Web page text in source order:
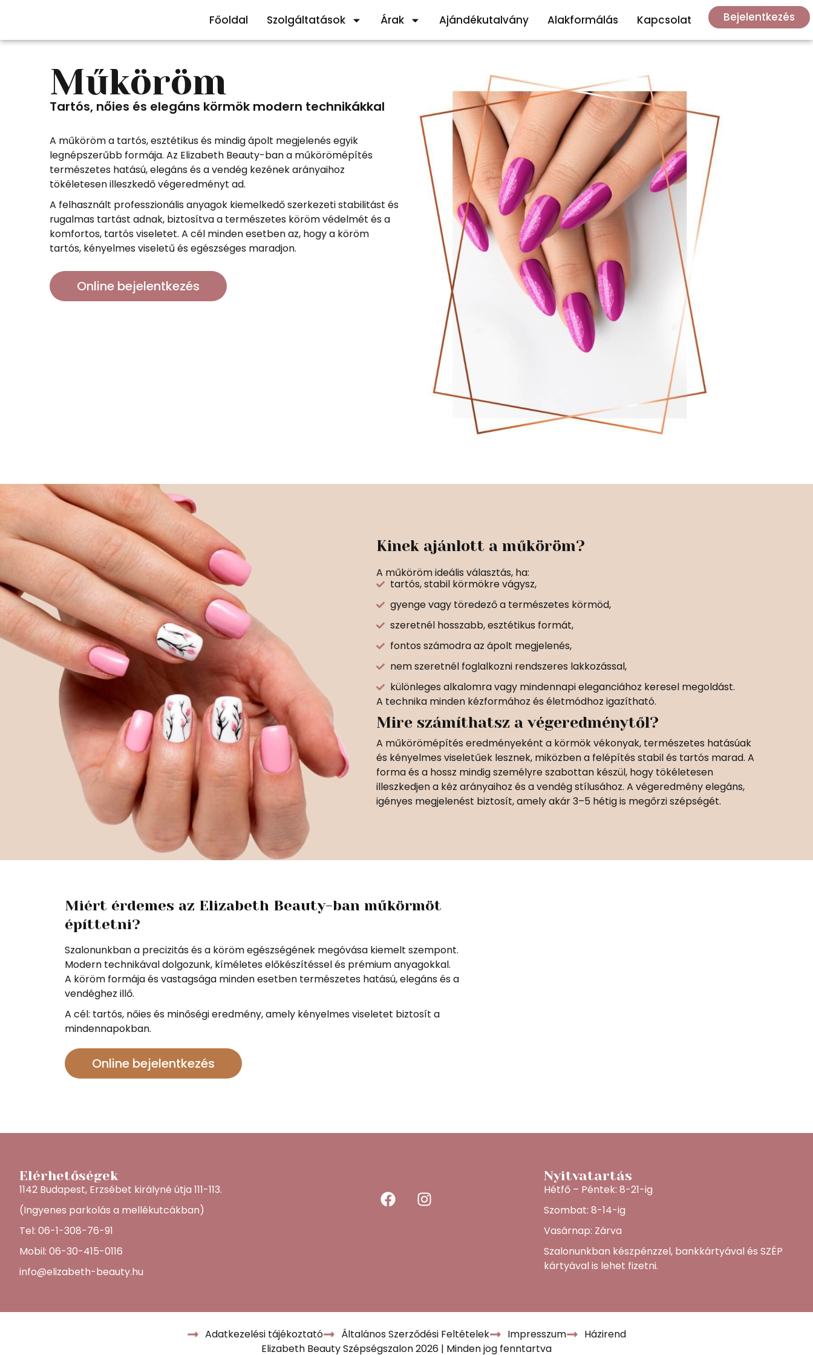
Főoldal Szolgáltatások Árak Ajándékutalvány Alakformálás Kapcsolat Bejelentkezés
Műköröm
Tartós, nőies és elegáns körmök modern technikákkal
A műköröm a tartós, esztétikus és mindig ápolt megjelenés egyik
legnépszerűbb formája. Az Elizabeth Beauty-ban a műkörömépítés
természetes hatású, elegáns és a vendég kezének arányaihoz
tökéletesen illeszkedő végeredményt ad.
A felhasznált professzionális anyagok kiemelkedő szerkezeti stabilitást és
rugalmas tartást adnak, biztosítva a természetes köröm védelmét és a
komfortos, tartós viseletet. A cél minden esetben az, hogy a köröm
tartós, kényelmes viseletű és egészséges maradjon.
Online bejelentkezés
Kinek ajánlott a műköröm?
A műköröm ideális választás, ha:
tartós, stabil körmökre vágysz,
gyenge vagy töredező a természetes körmöd,
szeretnél hosszabb, esztétikus formát,
fontos számodra az ápolt megjelenés,
nem szeretnél foglalkozni rendszeres lakkozással,
különleges alkalomra vagy mindennapi eleganciához keresel megoldást.
A technika minden kézformához és életmódhoz igazítható.
Mire számíthatsz a végeredménytől?
A műkörömépítés eredményeként a körmök vékonyak, természetes hatásúak
és kényelmes viseletűek lesznek, miközben a felépítés stabil és tartós marad. A
forma és a hossz mindig személyre szabottan készül, hogy tökéletesen
illeszkedjen a kéz arányaihoz és a vendég stílusához. A végeredmény elegáns,
igényes megjelenést biztosít, amely akár 3–5 hétig is megőrzi szépségét.
Miért érdemes az Elizabeth Beauty-ban műkörmöt
építtetni?
Szalonunkban a precizitás és a köröm egészségének megóvása kiemelt szempont.
Modern technikával dolgozunk, kíméletes előkészítéssel és prémium anyagokkal.
A köröm formája és vastagsága minden esetben természetes hatású, elegáns és a
vendéghez illő.
A cél: tartós, nőies és minőségi eredmény, amely kényelmes viseletet biztosít a
mindennapokban.
Online bejelentkezés
Elérhetőségek
1142 Budapest, Erzsébet királyné útja 111-113.
(Ingyenes parkolás a mellékutcákban)
Tel: 06-1-308-76-91
Mobil: 06-30-415-0116
info@elizabeth-beauty.hu
Nyitvatartás
Hétfő – Péntek: 8-21-ig
Szombat: 8-14-ig
Vasárnap: Zárva
Szalonunkban készpénzzel, bankkártyával és SZÉP
kártyával is lehet fizetni.
Adatkezelési tájékoztató Általános Szerződési Feltételek Impresszum
Házirend
Elizabeth Beauty Szépségszalon 2026 | Minden jog fenntartva